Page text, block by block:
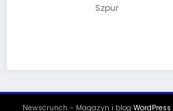
Newscrunch - Magazyn i blog WordPress